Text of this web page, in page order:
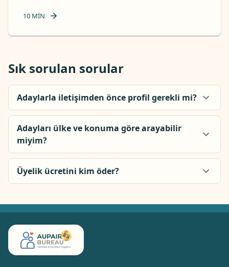
10 MIN
Sık sorulan sorular
Adaylarla iletişimden önce profil gerekli mi?
Adayları ülke ve konuma göre arayabilir
miyim?
Üyelik ücretini kim öder?